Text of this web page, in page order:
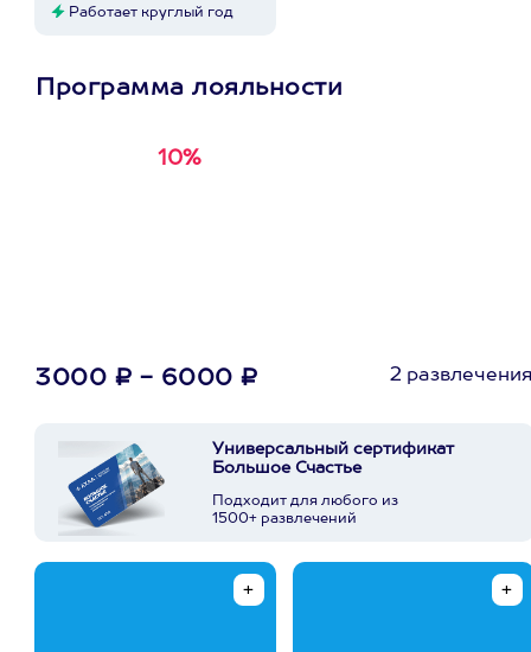
Работает круглый год
Программа лояльности
10%
3000 ₽ - 6000 ₽ 2
Универсальный сертификат
Большое Счастье
Подходит для любого из
1500+ развлечений